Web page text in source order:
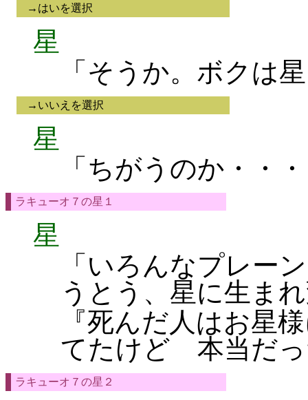
→はいを選択
星
「そうか。ボクは
→いいえを選択
星
「ちがうのか・・
ラキューオ７の星１
星
「いろんなプレー
うとう、星に生ま
『死んだ人はお星
てたけど 本当だ
ラキューオ７の星２